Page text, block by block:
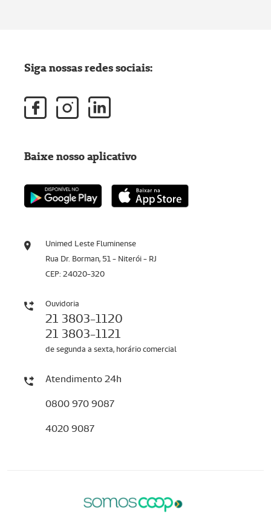
Unimed Leste Fluminense
Rua Dr. Borman, 51 - Niterói - RJ
CEP: 24020-320
Ouvidoria
21 3803-1120
21 3803-1121
de segunda a sexta, horário comercial
Atendimento 24h
0800 970 9087
4020 9087
Siga nossas redes sociais:
Baixe nosso aplicativo